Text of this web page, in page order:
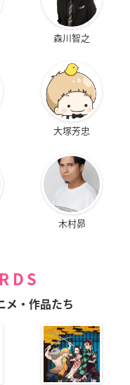
森川智之
大塚芳忠
木村昴
メ・作品たち